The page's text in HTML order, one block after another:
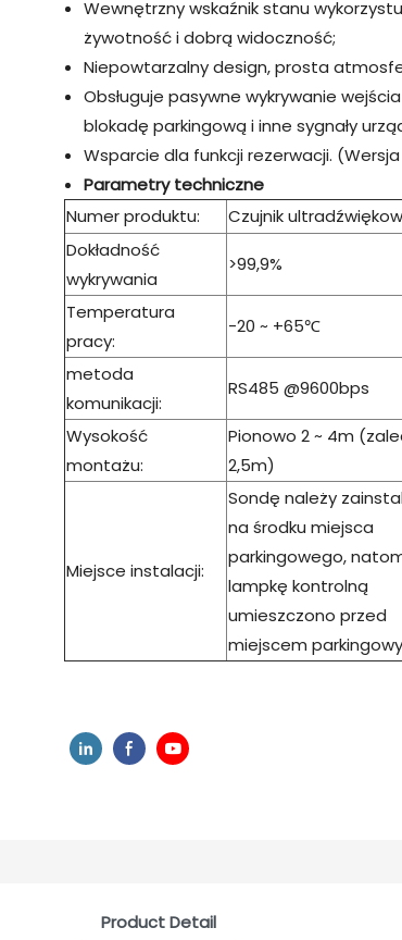
Wewnętrzny wskaźnik stanu
żywotność i dobrą widoczność;
Niepowtarzalny design, prosta
Obsługuje pasywne wykrywanie
blokadę parkingową i inne sygnały
Wsparcie dla funkcji rezerwacji.
Parametry techniczne
Numer produktu:
Czujnik
Dokładność
wykrywania
>99,9%
Temperatura
pracy:
-20 ~ +65℃
metoda
komunikacji:
RS485 @9600bps
Wysokość
montażu:
Pionowo 2 ~ 4m
2,5m)
Miejsce instalacji:
Sondę należy
na środku miejsca
parkingowego,
lampkę kontrolną
umieszczono przed
miejscem
Product Detail